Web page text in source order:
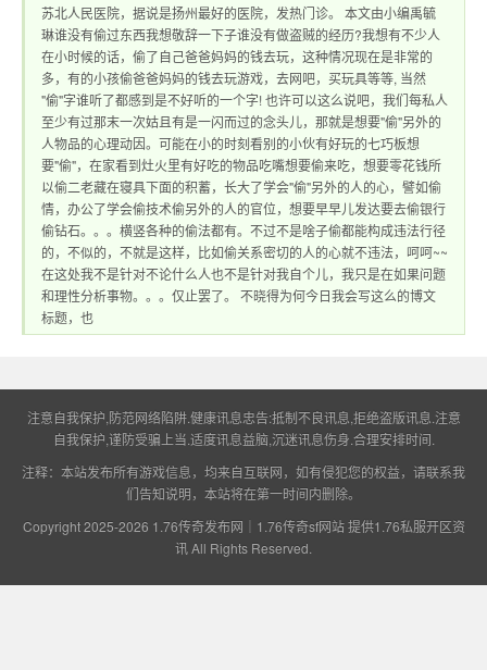
1.76传奇sf网站 提
供1.76私服开区资
苏北人民医院，据说是扬州最好的医院，发热门诊。 本文由小编禹毓
琳谁没有偷过东西我想敬辞一下子谁没有做盗贼的经历?我想有不少人
在小时候的话，偷了自己爸爸妈妈的钱去玩，这种情况现在是非常的
多，有的小孩偷爸爸妈妈的钱去玩游戏，去网吧，买玩具等等, 当然
"偷"字谁听了都感到是不好听的一个字! 也许可以这么说吧，我们每私人
至少有过那末一次姑且有是一闪而过的念头儿，那就是想要"偷"另外的
人物品的心理动因。可能在小的时刻看别的小伙有好玩的七巧板想
要"偷"，在家看到灶火里有好吃的物品吃嘴想要偷来吃，想要零花钱所
以偷二老藏在寝具下面的积蓄，长大了学会"偷"另外的人的心，譬如偷
情，办公了学会偷技术偷另外的人的官位，想要早早儿发达要去偷银行
偷钻石。。。横竖各种的偷法都有。不过不是啥子偷都能构成违法行径
的，不似的，不就是这样，比如偷关系密切的人的心就不违法，呵呵~~
在这处我不是针对不论什么人也不是针对我自个儿，我只是在如果问题
和理性分析事物。。。仅止罢了。 不晓得为何今日我会写这么的博文
标题，也
注意自我保护,防范网络陷阱.健康讯息忠告:抵制不良讯息,拒绝盗版讯息.注意
自我保护,谨防受骗上当.适度讯息益脑,沉迷讯息伤身.合理安排时间.
注释：本站发布所有游戏信息，均来自互联网，如有侵犯您的权益，请联系我
们告知说明，本站将在第一时间内删除。
Copyright 2025-2026 1.76传奇发布网｜1.76传奇sf网站 提供1.76私服开区资
讯All Rights Reserved.